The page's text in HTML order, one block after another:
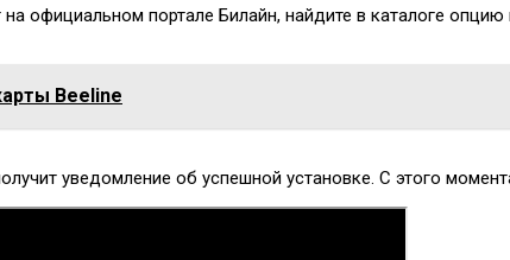
официальном портале Билайн, найдите в каталоге
Beeline
уведомление об успешной установке. С этого